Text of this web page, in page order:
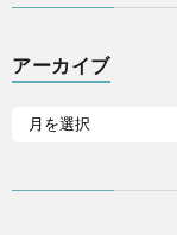
アーカイブ